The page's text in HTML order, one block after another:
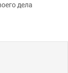
дела